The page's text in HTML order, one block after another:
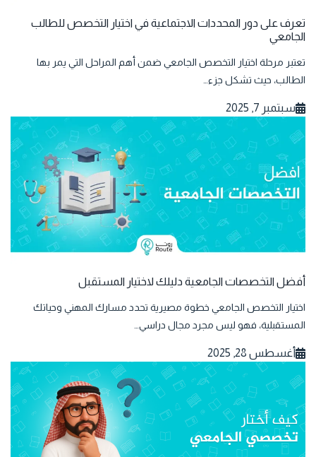
تعرف على دور المحددات الاجتماعية في اختيار التخصص للطالب
الجامعي
تعتبر مرحلة اختيار التخصص الجامعي ضمن أهم المراحل التي يمر بها
الطالب، حيث تشكل جزء…
سبتمبر 7, 2025
أفضل التخصصات الجامعية دليلك لاختيار المستقبل
اختيار التخصص الجامعي خطوة مصيرية تحدد مسارك المهني وحياتك
المستقبلية، فهو ليس مجرد مجال دراسي…
أغسطس 28, 2025